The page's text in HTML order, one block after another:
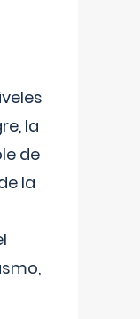
la
de
la